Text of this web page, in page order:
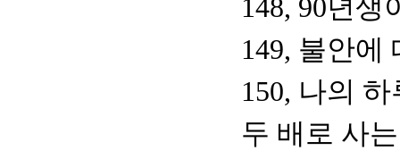
148, 90년생
149, 불안에
150, 나의
두 배로 사